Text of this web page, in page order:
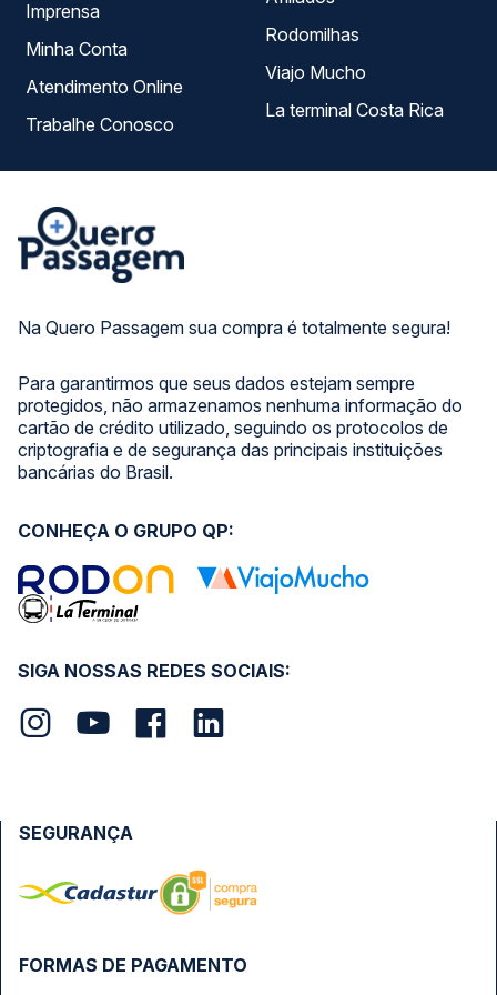
Na Quero Passagem sua compra é totalmente segura!
Para garantirmos que seus dados estejam sempre
protegidos, não armazenamos nenhuma informação do
cartão de crédito utilizado, seguindo os protocolos de
criptografia e de segurança das principais instituições
bancárias do Brasil.
Imprensa
Minha Conta
Atendimento Online
Trabalhe Conosco
Rodomilhas
Viajo Mucho
La terminal Costa Rica
SIGA NOSSAS REDES SOCIAIS:
CONHEÇA O GRUPO QP:
FORMAS DE PAGAMENTO
SEGURANÇA